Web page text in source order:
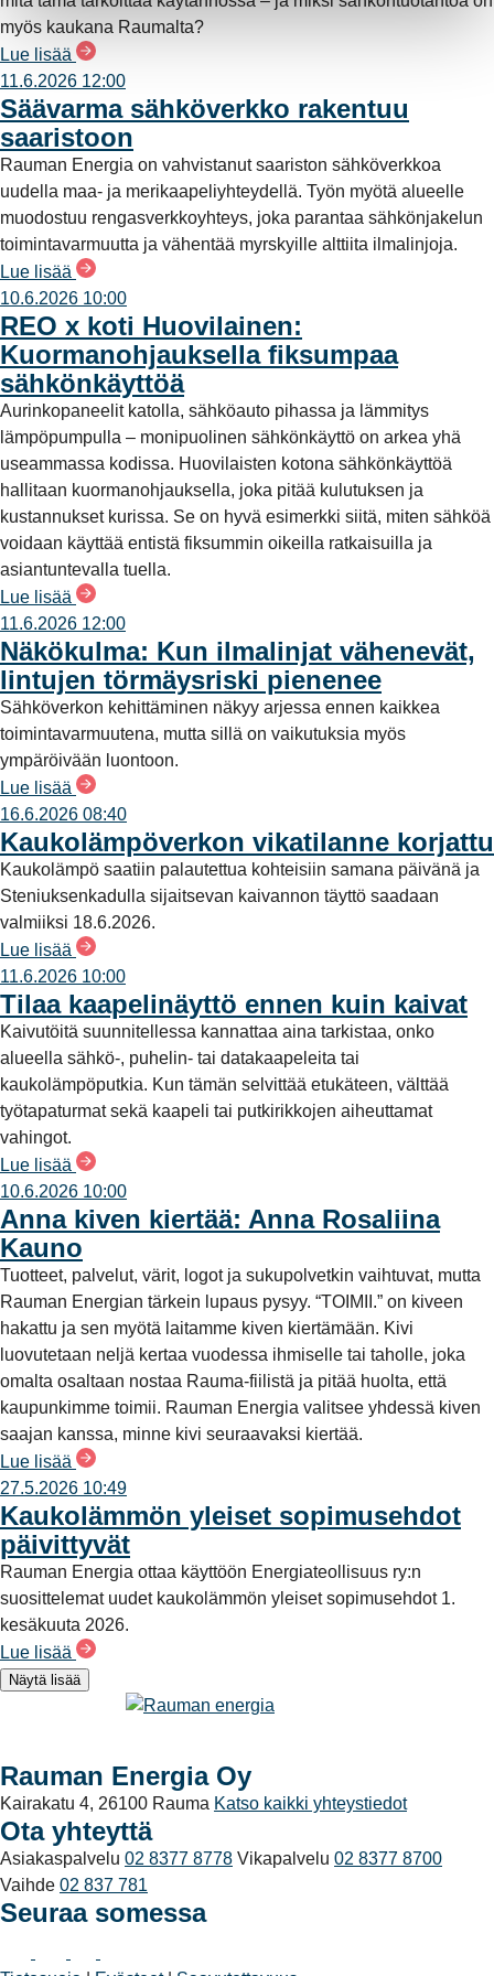
myös kaukana Raumalta?
Lue lisää
11.6.2026 12:00
Säävarma sähköverkko rakentuu
saaristoon
Rauman Energia on vahvistanut saariston sähköverkkoa
uudella maa- ja merikaapeliyhteydellä. Työn myötä alueelle
muodostuu rengasverkkoyhteys, joka parantaa sähkönjakelun
toimintavarmuutta ja vähentää myrskyille alttiita ilmalinjoja.
Lue lisää
10.6.2026 10:00
REO x koti Huovilainen:
Kuormanohjauksella fiksumpaa
sähkönkäyttöä
Aurinkopaneelit katolla, sähköauto pihassa ja lämmitys
lämpöpumpulla – monipuolinen sähkönkäyttö on arkea yhä
useammassa kodissa. Huovilaisten kotona sähkönkäyttöä
hallitaan kuormanohjauksella, joka pitää kulutuksen ja
kustannukset kurissa. Se on hyvä esimerkki siitä, miten sähköä
voidaan käyttää entistä fiksummin oikeilla ratkaisuilla ja
asiantuntevalla tuella.
Lue lisää
11.6.2026 12:00
Näkökulma: Kun ilmalinjat vähenevät,
lintujen törmäysriski pienenee
Sähköverkon kehittäminen näkyy arjessa ennen kaikkea
toimintavarmuutena, mutta sillä on vaikutuksia myös
ympäröivään luontoon.
Lue lisää
16.6.2026 08:40
Kaukolämpöverkon vikatilanne korjattu
Kaukolämpö saatiin palautettua kohteisiin samana päivänä ja
Steniuksenkadulla sijaitsevan kaivannon täyttö saadaan
valmiiksi 18.6.2026.
Lue lisää
11.6.2026 10:00
Tilaa kaapelinäyttö ennen kuin kaivat
Kaivutöitä suunnitellessa kannattaa aina tarkistaa, onko
alueella sähkö-, puhelin- tai datakaapeleita tai
kaukolämpöputkia. Kun tämän selvittää etukäteen, välttää
työtapaturmat sekä kaapeli tai putkirikkojen aiheuttamat
vahingot.
Lue lisää
10.6.2026 10:00
Anna kiven kiertää: Anna Rosaliina
Kauno
Tuotteet, palvelut, värit, logot ja sukupolvetkin vaihtuvat, mutta
Rauman Energian tärkein lupaus pysyy. “TOIMII.” on kiveen
hakattu ja sen myötä laitamme kiven kiertämään. Kivi
luovutetaan neljä kertaa vuodessa ihmiselle tai taholle, joka
omalta osaltaan nostaa Rauma-fiilistä ja pitää huolta, että
kaupunkimme toimii. Rauman Energia valitsee yhdessä kiven
saajan kanssa, minne kivi seuraavaksi kiertää.
Lue lisää
27.5.2026 10:49
Kaukolämmön yleiset sopimusehdot
päivittyvät
Rauman Energia ottaa käyttöön Energiateollisuus ry:n
suosittelemat uudet kaukolämmön yleiset sopimusehdot 1.
kesäkuuta 2026.
Lue lisää
Näytä lisää
Rauman Energia Oy
Kairakatu 4, 26100 Rauma Katso kaikki yhteystiedot
Ota yhteyttä
Asiakaspalvelu 02 8377 8778 Vikapalvelu 02 8377 8700
Vaihde 02 837 781
Seuraa somessa